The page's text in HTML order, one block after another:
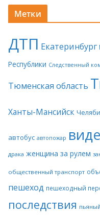
Метки
ДТП Екатеринбург
Республики Следственный
Тюменская область
Ханты-Мансийск
автобус автопожар
драка женщина за рулем
общественный транспорт
пешеход пешеходный
последствия пьяный